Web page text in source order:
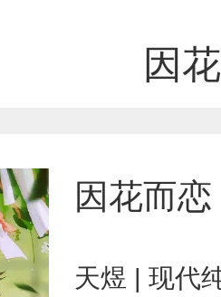
因
因花而恋
天煜 | 现代